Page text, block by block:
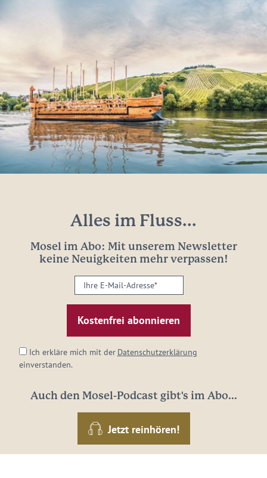
Alles im Fluss...
Mosel im Abo: Mit unserem Newsletter
keine Neuigkeiten mehr verpassen!
Ihre
E-
Mail-
Adresse:
Ich erkläre mich mit der Datenschutzerklärung
einverstanden.
Auch den Mosel-Podcast gibt's im Abo...
Jetzt reinhören!